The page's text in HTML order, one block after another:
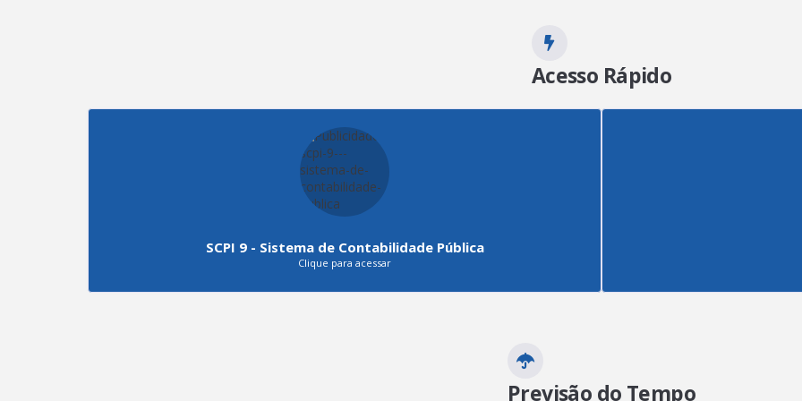
Acesso Rápido
SCPI 9 - Sistema de Contabilidade Pública
Clique para acessar
Previsão do Tempo